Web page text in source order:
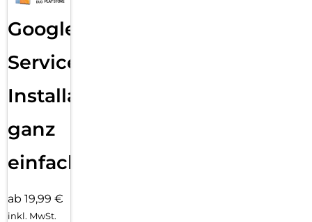
Google
Services
Installation
ganz
einfach
ab 19,99 €
inkl. MwSt.